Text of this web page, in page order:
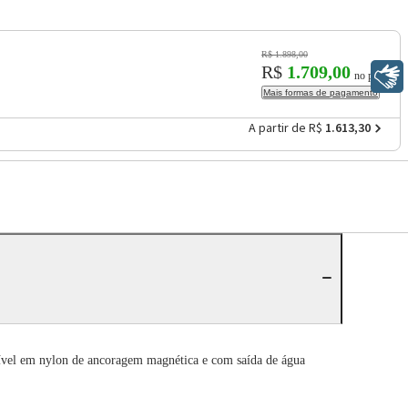
R$ 1.898,00
R$ 1.709,00 no pix
Mais formas de pagamento
A partir de R$ 1.613,30
em nylon de ancoragem magnética e com saída de água
Libras